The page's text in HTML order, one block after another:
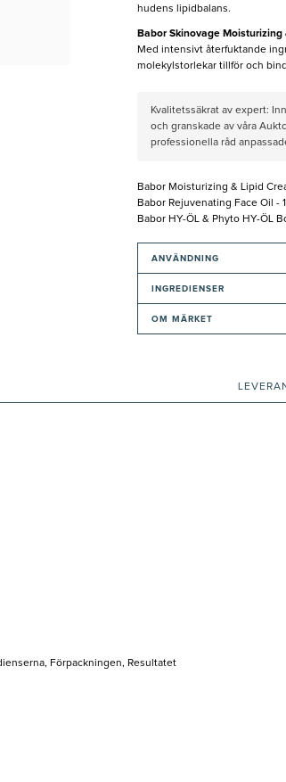
hudens lipidbalans.
Babor Skinovage Moisturizing
Med intensivt återfuktande
molekylstorlekar tillför och
Kvalitetssäkrat av expert:
och granskade av våra
professionella råd
Babor Moisturizing & Lipid
Babor Rejuvenating Face Oil -
Babor HY-ÖL & Phyto HY-ÖL
ANVÄNDNING
INGREDIENSER
OM MÄRKET
Förpackningen, Resultatet